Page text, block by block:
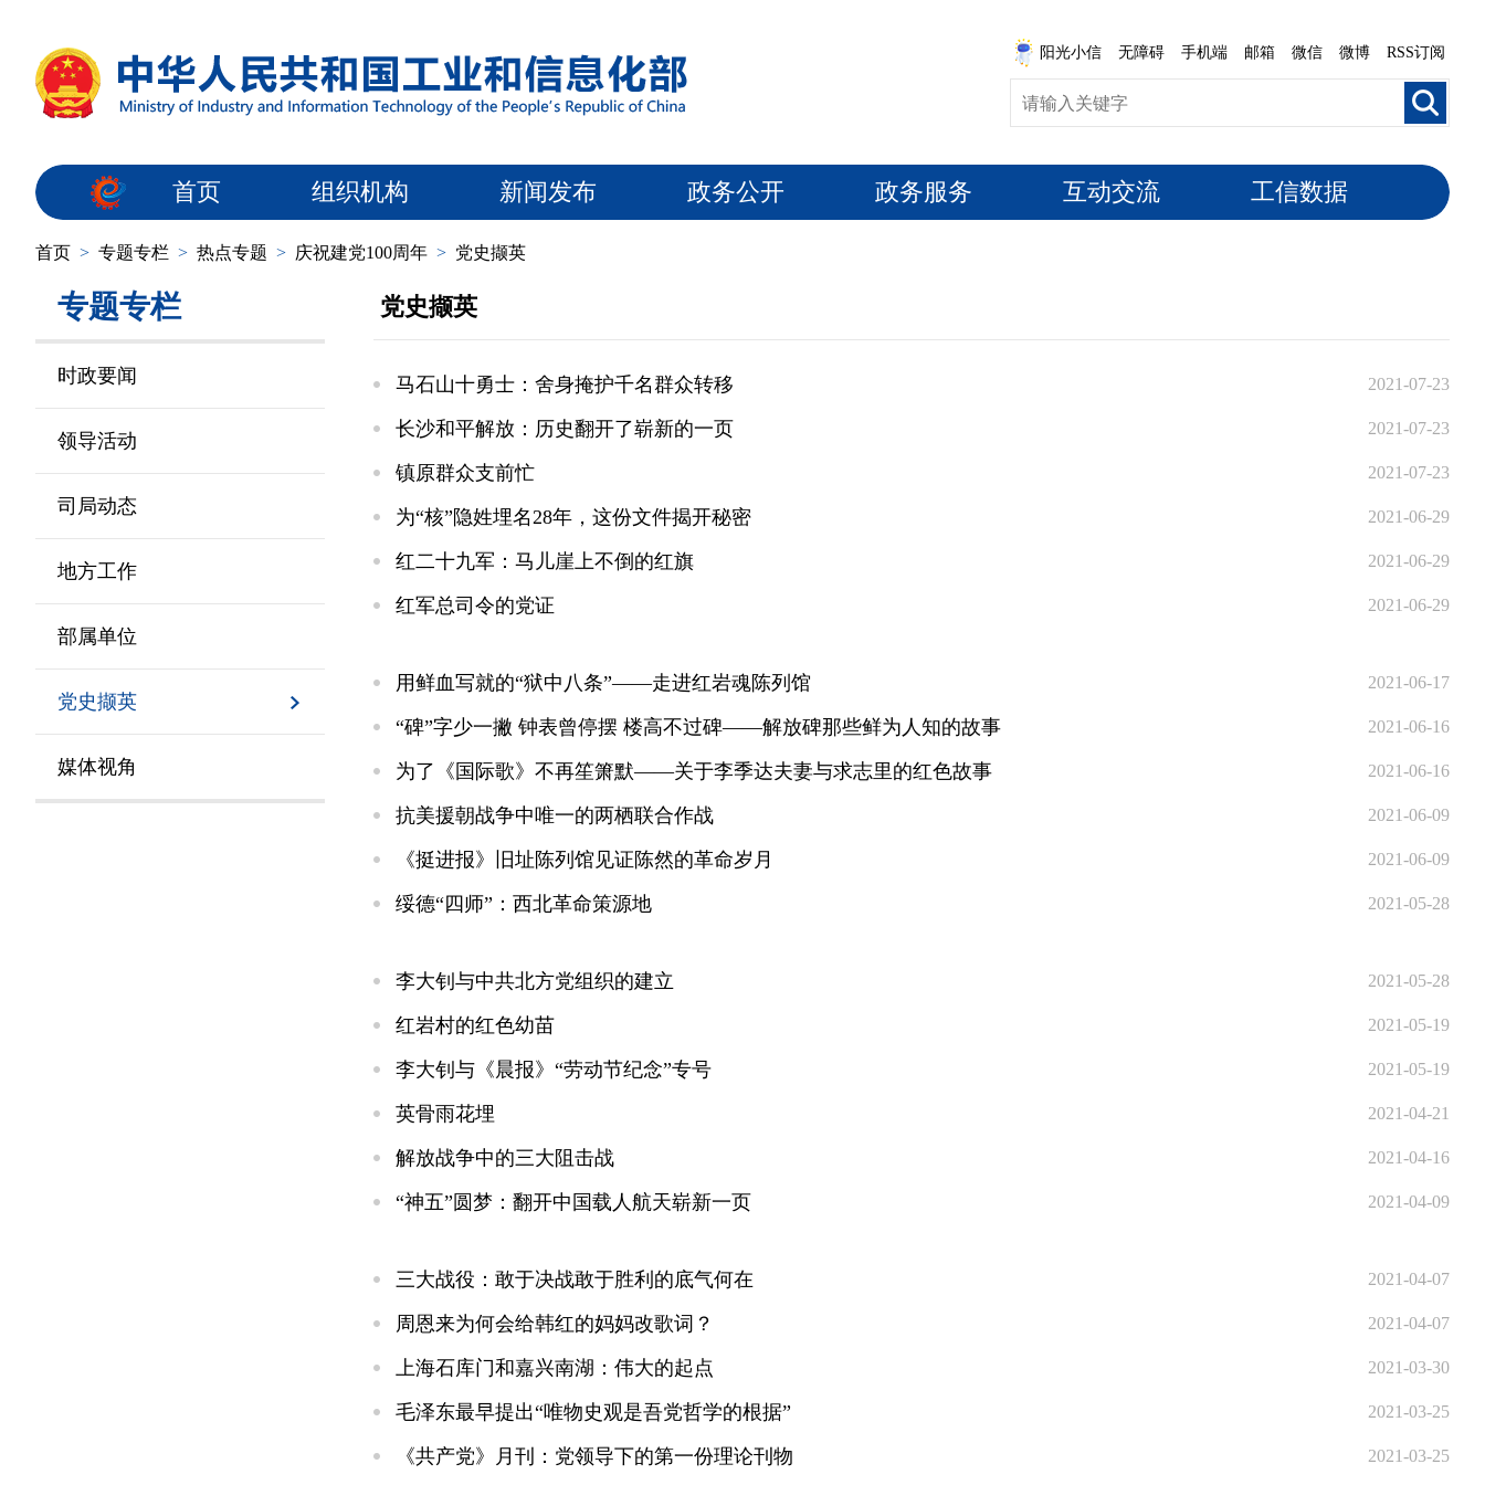
阳光小信 无障碍 手机端 邮箱 微信 微博 RSS订阅
首页 组织机构 新闻发布 政务公开 政务服务 互动交流 工信数据
首页 > 专题专栏 > 热点专题 > 庆祝建党100周年 > 党史撷英
专题专栏
时政要闻
领导活动
司局动态
地方工作
部属单位
党史撷英
媒体视角
党史撷英
马石山十勇士：舍身掩护千名群众转移 2021-07-23
长沙和平解放：历史翻开了崭新的一页 2021-07-23
镇原群众支前忙 2021-07-23
为“核”隐姓埋名28年，这份文件揭开秘密 2021-06-29
红二十九军：马儿崖上不倒的红旗 2021-06-29
红军总司令的党证 2021-06-29
用鲜血写就的“狱中八条”——走进红岩魂陈列馆 2021-06-17
“碑”字少一撇 钟表曾停摆 楼高不过碑——解放碑那些鲜为人知的故事 2021-06-16
为了《国际歌》不再笙箫默——关于李季达夫妻与求志里的红色故事 2021-06-16
抗美援朝战争中唯一的两栖联合作战 2021-06-09
《挺进报》旧址陈列馆见证陈然的革命岁月 2021-06-09
绥德“四师”：西北革命策源地 2021-05-28
李大钊与中共北方党组织的建立 2021-05-28
红岩村的红色幼苗 2021-05-19
李大钊与《晨报》“劳动节纪念”专号 2021-05-19
英骨雨花埋 2021-04-21
解放战争中的三大阻击战 2021-04-16
“神五”圆梦：翻开中国载人航天崭新一页 2021-04-09
三大战役：敢于决战敢于胜利的底气何在 2021-04-07
周恩来为何会给韩红的妈妈改歌词？ 2021-04-07
上海石库门和嘉兴南湖：伟大的起点 2021-03-30
毛泽东最早提出“唯物史观是吾党哲学的根据” 2021-03-25
《共产党》月刊：党领导下的第一份理论刊物 2021-03-25